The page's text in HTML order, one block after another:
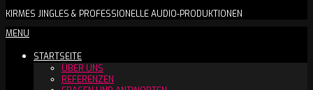
DCW
BOOKINGS™
KIRMES JINGLES & PROFESSIONELLE AUDIO-PRODUKTIONEN
Secondary
Menu
MENU
STARTSEITE
ÜBER UNS
REFERENZEN